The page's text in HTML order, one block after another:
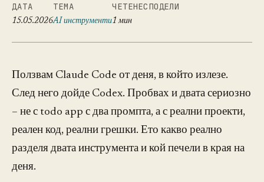
ДАТА
15.05.2026
ТЕМА
AI инструменти
ЧЕТЕНЕ
1 мин
СПОДЕЛИ
Ползвам Claude Code от деня, в който излезе.
След него дойде Codex. Пробвах и двата сериозно
– не с todo app с два промпта, а с реални проекти,
реален код, реални грешки. Ето какво реално
разделя двата инструмента и кой печели в края на
деня.